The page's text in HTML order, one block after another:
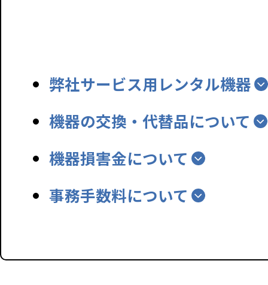
弊社サービス用レンタル機器
機器の交換・代替品について
機器損害金について
事務手数料について